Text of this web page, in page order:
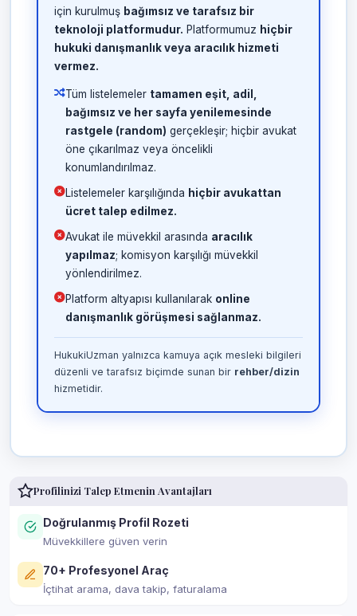
için kurulmuş bağımsız ve tarafsız bir
teknoloji platformudur. Platformumuz hiçbir
hukuki danışmanlık veya aracılık hizmeti
vermez.
Tüm listelemeler tamamen eşit, adil,
bağımsız ve her sayfa yenilemesinde
rastgele (random) gerçekleşir; hiçbir avukat
öne çıkarılmaz veya öncelikli
konumlandırılmaz.
Listelemeler karşılığında hiçbir avukattan
ücret talep edilmez.
Avukat ile müvekkil arasında aracılık
yapılmaz; komisyon karşılığı müvekkil
yönlendirilmez.
Platform altyapısı kullanılarak online
danışmanlık görüşmesi sağlanmaz.
HukukiUzman yalnızca kamuya açık mesleki bilgileri
düzenli ve tarafsız biçimde sunan bir rehber/dizin
hizmetidir.
Profilinizi Talep Etmenin Avantajları
Doğrulanmış Profil Rozeti
Müvekkillere güven verin
70+ Profesyonel Araç
İçtihat arama, dava takip, faturalama